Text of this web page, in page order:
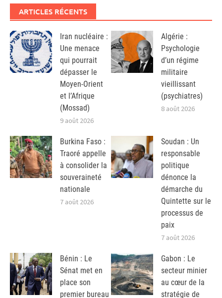
ARTICLES RÉCENTS
Iran nucléaire :
Une menace
qui pourrait
dépasser le
Moyen-Orient
et l’Afrique
(Mossad)
9 août 2026
Algérie :
Psychologie
d’un régime
militaire
vieillissant
(psychiatres)
8 août 2026
Burkina Faso :
Traoré appelle
à consolider la
souveraineté
nationale
7 août 2026
Soudan : Un
responsable
politique
dénonce la
démarche du
Quintette sur le
processus de
paix
7 août 2026
Bénin : Le
Sénat met en
place son
premier bureau
Gabon : Le
secteur minier
au cœur de la
stratégie de